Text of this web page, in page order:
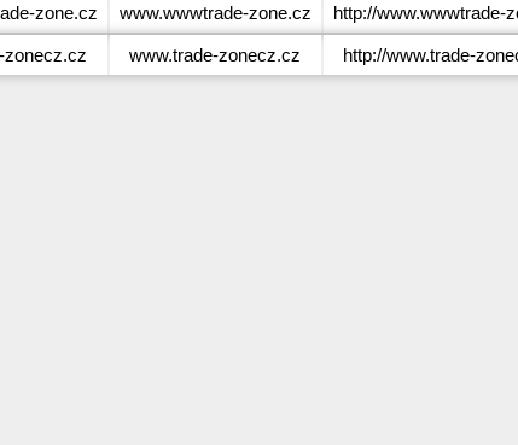
zone.cz www.wwwtrade-zone.cz http://www.wwwtrade-
zonecz.cz www.trade-zonecz.cz http://www.trade-